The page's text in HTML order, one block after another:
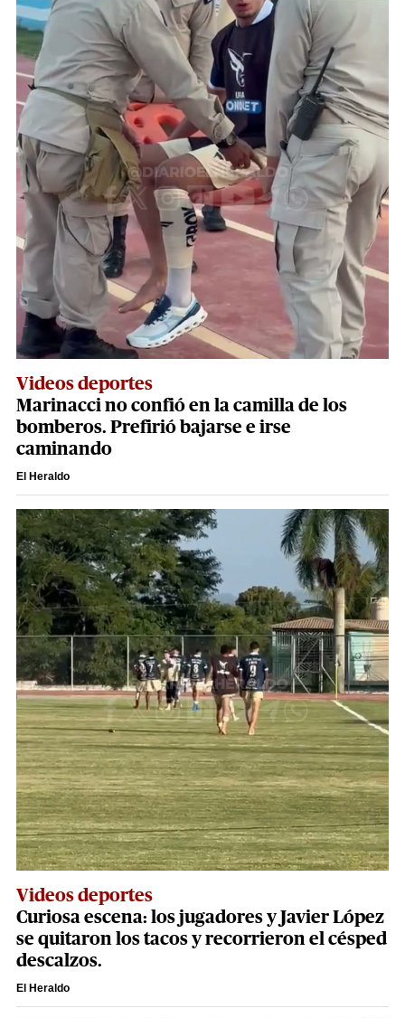
Videos deportes
Marinacci no confió en la camilla de los
bomberos. Prefirió bajarse e irse
caminando
El Heraldo
Videos deportes
Curiosa escena: los jugadores y Javier López
se quitaron los tacos y recorrieron el césped
descalzos.
El Heraldo